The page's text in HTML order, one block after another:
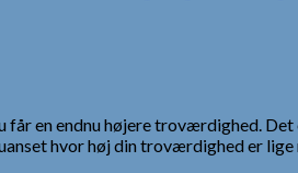
får en endnu højere troværdighed.
hvor høj din troværdighed er